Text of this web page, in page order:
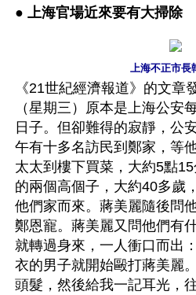
● 上海官場近來要有大掃除
上海不正市長
《21世紀經濟報道》的文章
（星期三）原本是上海公安
日子。但卻難得的寂靜，公
午有十多名訪民到鄭家，等
太太到樓下買菜，大約5點
的兩個高個子，大約40多歲
他們家而來。蔣美麗隨後問
鄭恩寵。蔣美麗又問他們有
就轉過身來，一人衝口而出
衣的男子就開始毆打蔣美麗
頭髮，然後給我一記耳光，